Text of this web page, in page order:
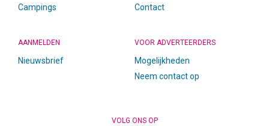
Campings
Contact
AANMELDEN
Nieuwsbrief
VOOR ADVERTEERDERS
Mogelijkheden
Neem contact op
VOLG ONS OP